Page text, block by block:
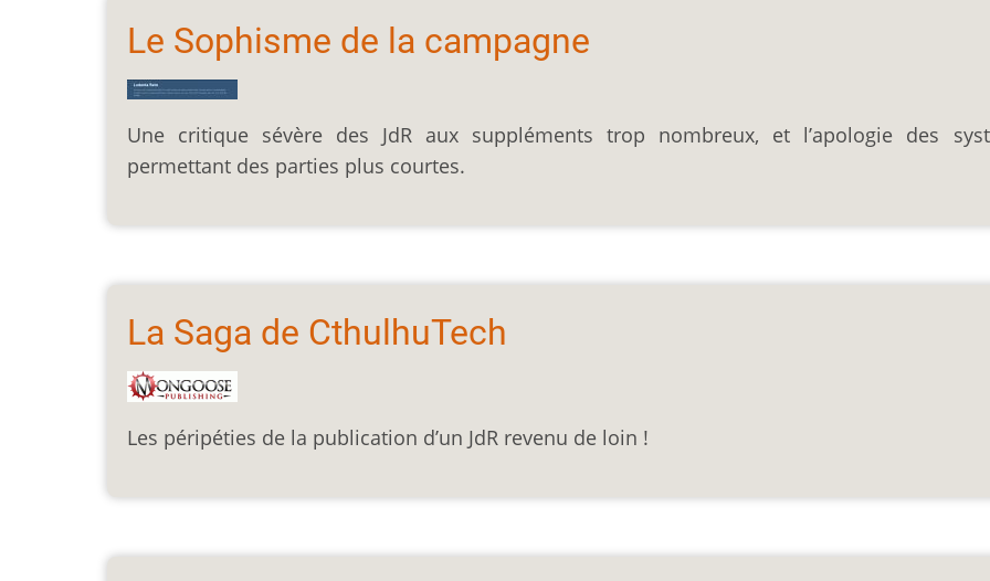
Le Sophisme de la campagne
Une critique sévère des JdR aux suppléments trop nombreux, et l’apologie des
permettant des parties plus courtes.
La Saga de CthulhuTech
Les péripéties de la publication d’un JdR revenu de loin !